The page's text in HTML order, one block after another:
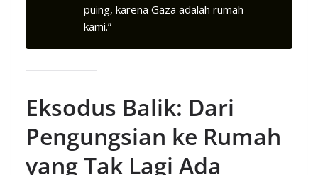
puing, karena Gaza adalah rumah
kami.”
Eksodus Balik: Dari
Pengungsian ke Rumah
yang Tak Lagi Ada